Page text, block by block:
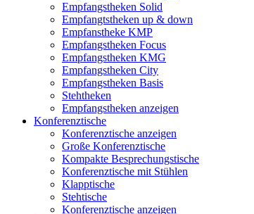
Empfangstheken Solid
Empfangtstheken up & down
Empfanstheke KMP
Empfangstheken Focus
Empfangstheken KMG
Empfangstheken City
Empfangstheken Basis
Stehtheken
Empfangstheken anzeigen
Konferenztische
Konferenztische anzeigen
Große Konferenztische
Kompakte Besprechungstische
Konferenztische mit Stühlen
Klapptische
Stehtische
Konferenztische anzeigen